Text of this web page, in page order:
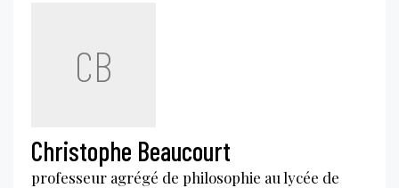
CB
Christophe Beaucourt
professeur agrégé de philosophie au lycée de